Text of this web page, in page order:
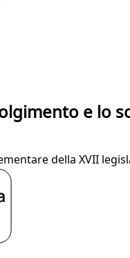
e lo
della XVII